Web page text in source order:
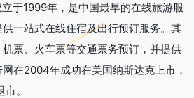
于1999年，是中国最早的在线旅游服
一站式在线住宿及出行预订服务。其
票、火车票等交通票务预订，并提供
在2004年成功在美国纳斯达克上市，
。